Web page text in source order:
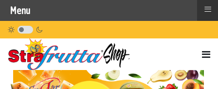
Menu ≡